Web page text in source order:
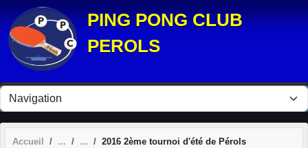
PING PONG CLUB
PEROLS
Accueil 2016 2ème tournoi d'été de Pérols
Panneau de gestion des cookies